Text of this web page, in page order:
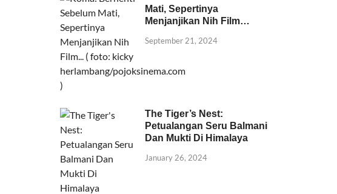
Mati, Sepertinya
Menjanjikan Nih Film…
September 21, 2024
The Tiger’s Nest:
Petualangan Seru Balmani
Dan Mukti Di Himalaya
January 26, 2024